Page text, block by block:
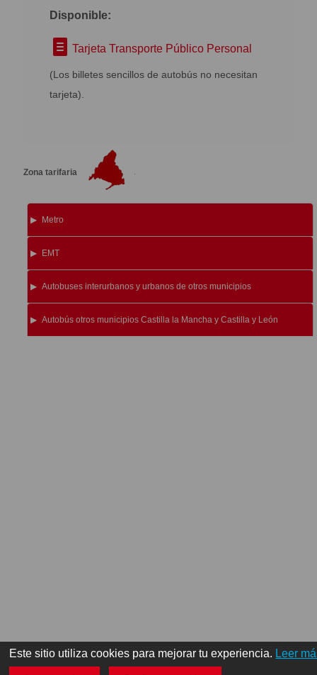
Este sitio utiliza cookies para mejorar tu experiencia. Leer
Disponible:
Tarjeta Transporte Público Personal
(Los billetes sencillos de autobús no necesitan
tarjeta).
Zona tarifaria
Metro
EMT
Autobuses interurbanos y urbanos de otros municipios
Autobús otros municipios Castilla la Mancha y Castilla y León